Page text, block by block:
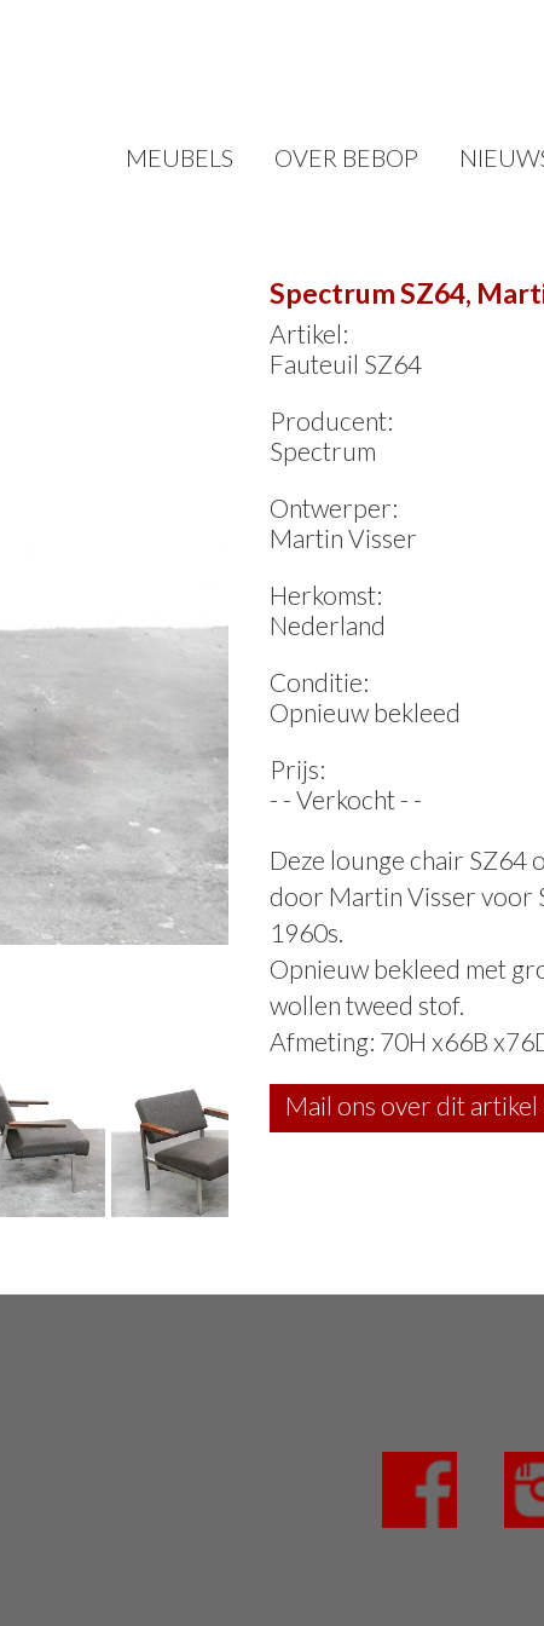
MEUBELS OVER BEBOP
Spectrum SZ64,
Artikel:
Fauteuil SZ64
Producent:
Spectrum
Ontwerper:
Martin Visser
Herkomst:
Nederland
Conditie:
Opnieuw bekleed
Prijs:
- - Verkocht - -
Deze lounge chair SZ64
door Martin Visser voor
1960s.
Opnieuw bekleed met
wollen tweed stof.
Afmeting: 70H x66B
Mail ons over dit artikel